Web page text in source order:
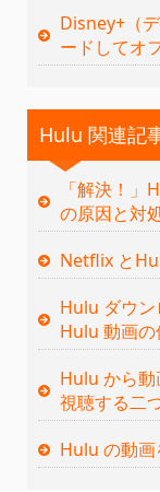
Disney+（
ードしてオ
Hulu 関連記
「解決！
の原因と対
Netflix と
Hulu ダウン
Hulu 動画の
Hulu から
視聴する二
Hulu の動